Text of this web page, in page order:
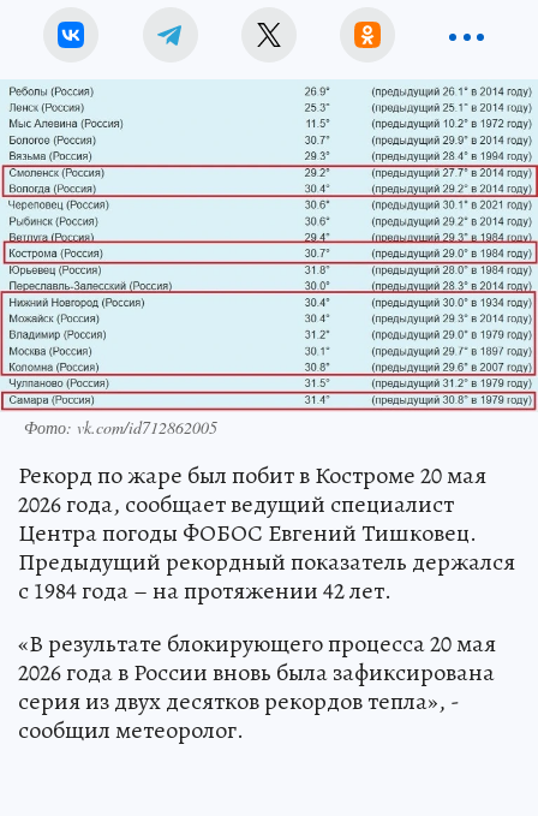
Фото: vk.com/id712862005
Рекорд по жаре был побит в Костроме 20 мая
2026 года, сообщает ведущий специалист
Центра погоды ФОБОС Евгений Тишковец.
Предыдущий рекордный показатель держался
с 1984 года – на протяжении 42 лет.
«В результате блокирующего процесса 20 мая
2026 года в России вновь была зафиксирована
серия из двух десятков рекордов тепла», -
сообщил метеоролог.